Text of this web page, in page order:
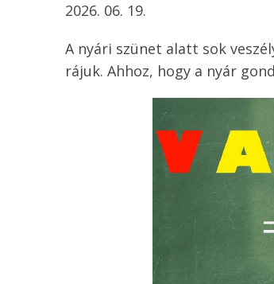
2026. 06. 19.
A nyári szünet alatt sok
rájuk. Ahhoz, hogy a nyár